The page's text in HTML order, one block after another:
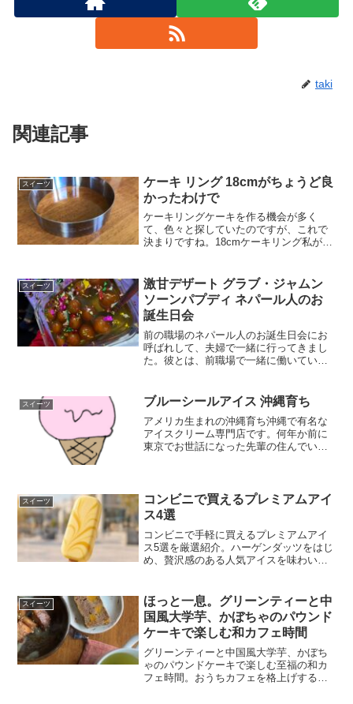
taki
関連記事
スイーツ
ケーキ リング 18cmがちょうど良
かったわけで
ケーキリングケーキを作る機会が多く
て、色々と探していたのですが、これで
決まりですね。18cmケーキリング私が愛
じケーキを作っています、だって一個分
のケーキ作るにっ...
スイーツ
激甘デザート グラブ・ジャムン
ソーンパプディ ネパール人のお
誕生日会
前の職場のネパール人のお誕生日会にお
呼ばれして、夫婦で一緒に行ってきまし
た。彼とは、前職場で一緒に働いていて
忙しくて、遅くにお誕生日会にお邪魔し
たんです、大体夜の9時半ぐ...
スイーツ ブルーシールアイス 沖縄育ち
アメリカ生まれの沖縄育ち沖縄で有名な
アイスクリーム専門店です。何年か前に
東京でお世話になった先輩の住んでいる
はオンラインで購入できる...
スイーツ
コンビニで買えるプレミアムアイ
ス4選
コンビニで手軽に買えるプレミアムアイ
ス5選を厳選紹介。ハーゲンダッツをはじ
め、贅沢感のある人気アイスを味わいや
ザート選びにおすすめです。
スイーツ
ほっと一息。グリーンティーと中
国風大学芋、かぼちゃのパウンド
ケーキで楽しむ和カフェ時間
グリーンティーと中国風大学芋、かぼち
ゃのパウンドケーキで楽しむ至福の和カ
フェ時間。おうちカフェを格上げするレ